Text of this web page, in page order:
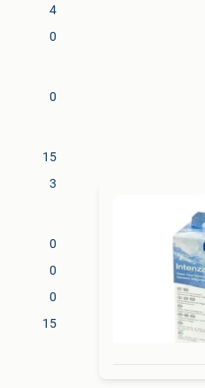
4
0
0
15
3
0
0
0
15